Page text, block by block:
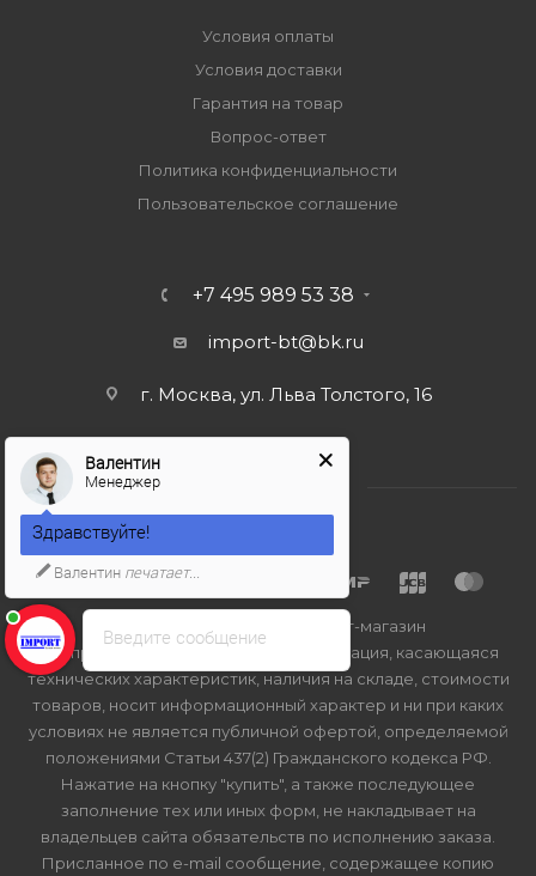
Условия оплаты
Условия доставки
Гарантия на товар
Вопрос-ответ
Политика конфиденциальности
Пользовательское соглашение
+7 495 989 53 38
import-bt@bk.ru
г. Москва, ул. Льва Толстого, 16
2026 © Import-bt.ru - интернет-магазин
Вся представленная на сайте информация, касающаяся
технических характеристик, наличия на складе, стоимости
товаров, носит информационный характер и ни при каких
условиях не является публичной офертой, определяемой
положениями Статьи 437(2) Гражданского кодекса РФ.
Нажатие на кнопку "купить", а также последующее
заполнение тех или иных форм, не накладывает на
владельцев сайта обязательств по исполнению заказа.
Присланное по e-mail сообщение, содержащее копию
Введите сообщение
Валентин
Менеджер
Здравствуйте!
Валентин печатает...